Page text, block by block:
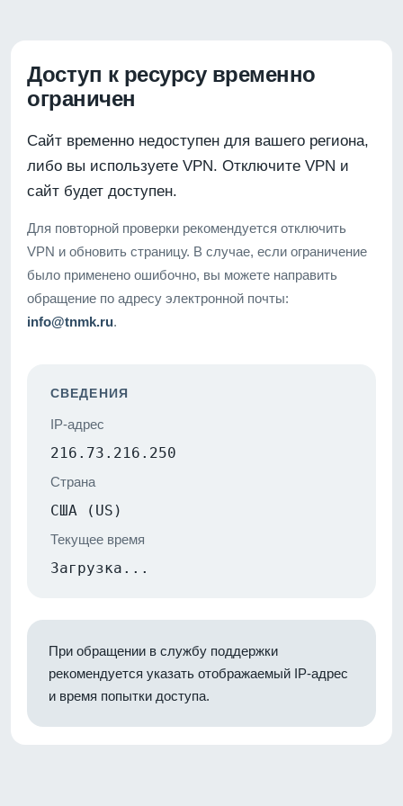
Доступ к ресурсу временно
ограничен
Сайт временно недоступен для вашего региона,
либо вы используете VPN. Отключите VPN и
сайт будет доступен.
Для повторной проверки рекомендуется отключить
VPN и обновить страницу. В случае, если ограничение
было применено ошибочно, вы можете направить
обращение по адресу электронной почты:
info@tnmk.ru.
СВЕДЕНИЯ
IP-адрес
216.73.216.250
Страна
США (US)
Текущее время
Загрузка...
При обращении в службу поддержки
рекомендуется указать отображаемый IP-адрес
и время попытки доступа.